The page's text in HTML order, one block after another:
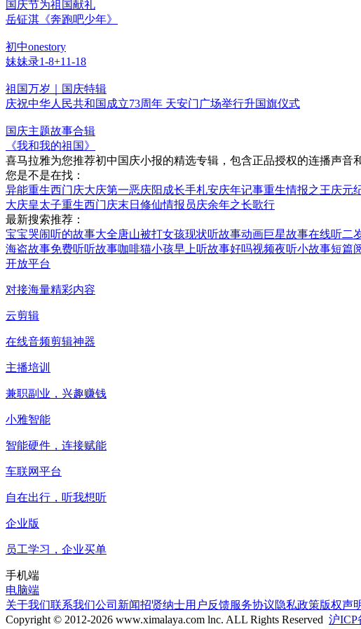
国庆节为祖国献礼
岳钲淇《奔跑吧少年》
初中onestory
妹妹录1-8+11-18
祖国万岁｜国庆特辑
庆祝中华人民共和国成立73周年 天安门广场举行升国旗仪式
国庆主题故事合辑
《我和我的祖国》
喜马拉雅为您推荐初中国庆小报的精选专辑，包含正品授权的连播声音
您是不是在找：
异能重生西门庆大庆第一恶庆阳成长手札安庆年记事重生情报之王庆元
大庆皇太子重生西门庆末日修仙情报员庆余年之长歌行
最新搜索推荐：
宝宝哭闹听的故事大全唐山被打女孩现状听故事动画巨星故事在线听二
海盗故事免费听听故事咖啡猫小孩早上听故事好吗视频夜听小故事短篇
开放平台
对接海量精彩内容
云剪辑
在线音频剪辑神器
主播培训
兼职副业，兴趣赚钱
小雅智能
智能硬件，连接赋能
车联网平台
自在出行，听我想听
企业版
员工学习，企业买单
手机端
电脑端
关于我们联系我们公司新闻招贤纳士用户反馈服务协议隐私政策版权声
Copyright © 2012-2026 www.ximalaya.com lnc. ALL Rights Reserved 沪ICP